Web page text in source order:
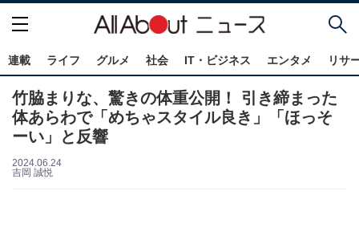
連載 ライフ グルメ 社会 IT・ビジネス エンタメ リサ
竹脇まりな、驚きの体重公開！ 引き締まった
体あらわで「めちゃスタイル良き」「ほっそ
ーい」と反響
2024.06.24
吉岡 誠悦